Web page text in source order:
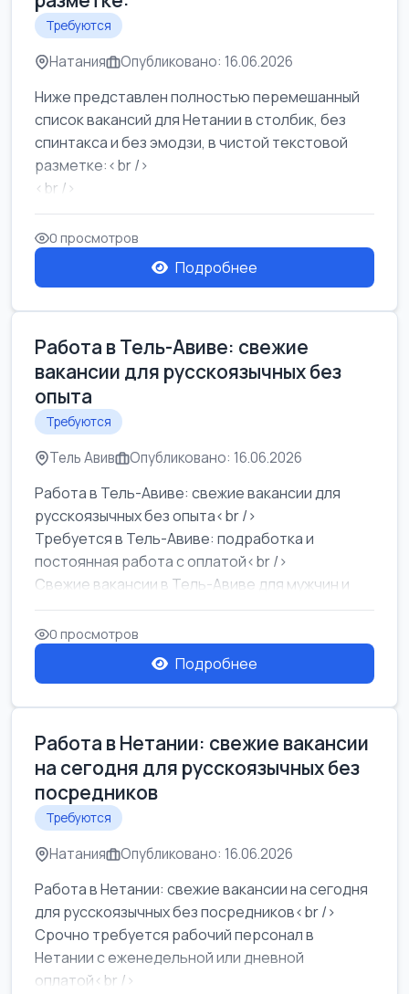
Требуются
Натания Опубликовано: 16.06.2026
Ниже представлен полностью перемешанный
список вакансий для Нетании в столбик, без
спинтакса и без эмодзи, в чистой текстовой
разметке:<br />
<br />
Работа в Нетании на мебельном производстве:
требу...
0 просмотров
Подробнее
Работа в Тель-Авиве: свежие
вакансии для русскоязычных без
опыта
Требуются
Тель Авив Опубликовано: 16.06.2026
Работа в Тель-Авиве: свежие вакансии для
русскоязычных без опыта<br />
Требуется в Тель-Авиве: подработка и
постоянная работа с оплатой<br />
Свежие вакансии в Тель-Авиве для мужчин и
женщин от хозя...
0 просмотров
Подробнее
Работа в Нетании: свежие вакансии
на сегодня для русскоязычных без
посредников
Требуются
Натания Опубликовано: 16.06.2026
Работа в Нетании: свежие вакансии на сегодня
для русскоязычных без посредников<br />
Срочно требуется рабочий персонал в
Нетании с еженедельной или дневной
оплатой<br />